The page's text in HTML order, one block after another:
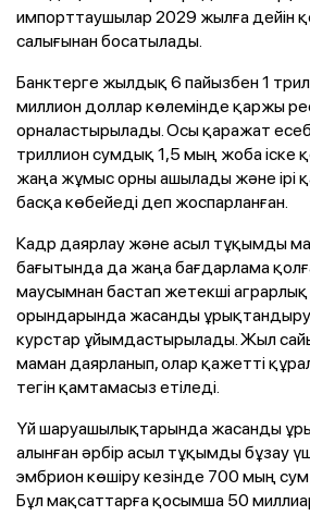
импорттаушылар 2029 жылға дейін
салығынан босатылады.
Банктерге жылдық 6 пайызбен 1
миллион доллар көлемінде қаржы
орналастырылады. Осы қаражат
триллион сумдық 1,5 мың жоба іске
жаңа жұмыс орны ашылады және ірі
басқа көбейеді деп жоспарланған.
Кадр даярлау және асыл тұқымды
бағытында да жаңа бағдарлама
маусымнан бастап жетекші
орындарында жасанды ұрықтандыру
курстар ұйымдастырылады. Жыл
маман даярланып, олар қажетті
тегін қамтамасыз етіледі.
Үй шаруашылықтарында жасанды
алынған әрбір асыл тұқымды бұзау
эмбрион көшіру кезінде 700 мың
Бұл мақсаттарға қосымша 50